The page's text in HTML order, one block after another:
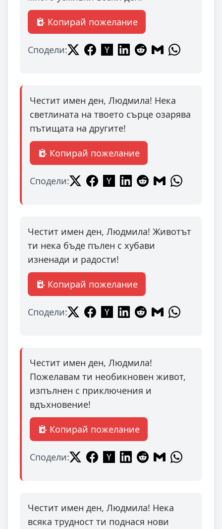
Копирай пожелание
Сподели:
Честит имен ден, Людмила! Нека
светлината на твоето сърце озарява
пътищата на другите!
Копирай пожелание
Сподели:
Честит имен ден, Людмила! Животът
ти нека бъде пълен с хубави
изненади и радости!
Копирай пожелание
Сподели:
Честит имен ден, Людмила!
Пожелавам ти необикновен живот,
изпълнен с приключения и
вдъхновение!
Копирай пожелание
Сподели:
Честит имен ден, Людмила! Нека
всяка трудност ти поднася нови